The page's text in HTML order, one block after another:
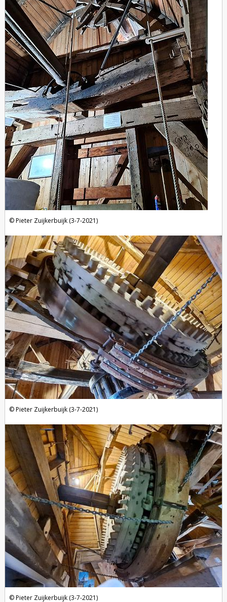
Pieter Zuijkerbuijk (3-7-2021)
Pieter Zuijkerbuijk (3-7-2021)
Pieter Zuijkerbuijk (3-7-2021)